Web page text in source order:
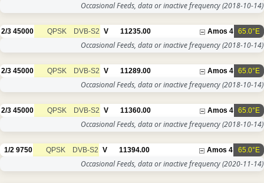
Occasional Feeds, data or inactive frequency(2018-10-14)
65.0°E
Amos 4
11235.00
V
DVB-S2
QPSK
45000
2/3
Occasional Feeds, data or inactive frequency(2018-10-14)
65.0°E
Amos 4
11289.00
V
DVB-S2
QPSK
45000
2/3
Occasional Feeds, data or inactive frequency(2018-10-14)
65.0°E
Amos 4
11360.00
V
DVB-S2
QPSK
45000
2/3
Occasional Feeds, data or inactive frequency(2018-10-14)
65.0°E
Amos 4
11394.00
V
DVB-S2
QPSK
9750
1/2
Occasional Feeds, data or inactive frequency(2020-11-14)